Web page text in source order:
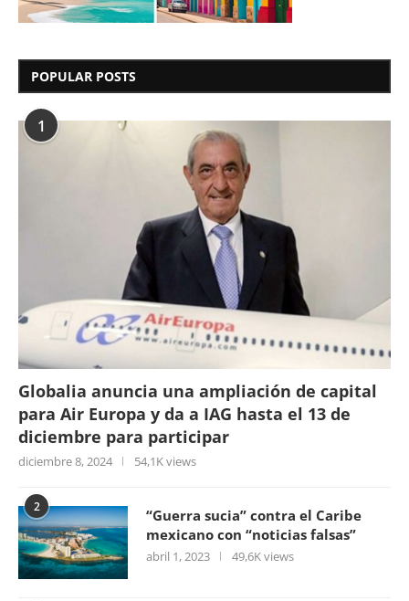
POPULAR POSTS
1
Globalia anuncia una ampliación de capital
para Air Europa y da a IAG hasta el 13 de
diciembre para participar
diciembre 8, 2024 54,1K views
2
“Guerra sucia” contra el Caribe
mexicano con “noticias falsas”
abril 1, 2023 49,6K views